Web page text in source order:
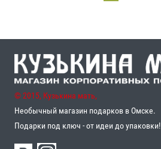
© 2015, Кузькина мать,
Необычный магазин подарков в Омске.
Подарки под ключ - от идеи до упаковки!